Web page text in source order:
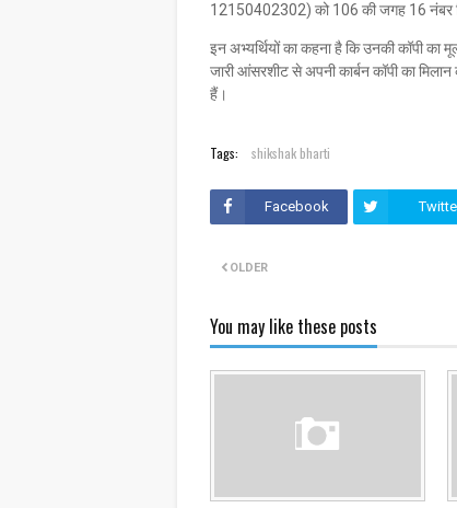
12150402302) को 106 की जगह 16 नंबर
इन अभ्यर्थियों का कहना है कि उनकी कॉपी का
जारी आंसरशीट से अपनी कार्बन कॉपी का
हैं।
Tags: shikshak bharti
Facebook
OLDER
You may like these posts